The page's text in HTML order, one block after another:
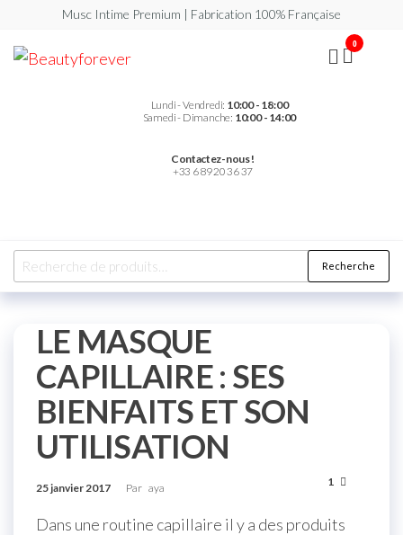
Musc Intime Premium | Fabrication 100% Française
Lundi - Vendredi: 10:00 - 18:00
Samedi - Dimanche: 10:00 - 14:00
Contactez-nous !
+33 6 89 20 36 37
0
Recherche
LE MASQUE
CAPILLAIRE : SES
BIENFAITS ET SON
UTILISATION
25 janvier 2017 Par aya 1
Dans une routine capillaire il y a des produits